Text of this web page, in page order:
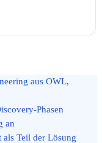
aus OWL,
Phasen
an
als Teil der Lösung